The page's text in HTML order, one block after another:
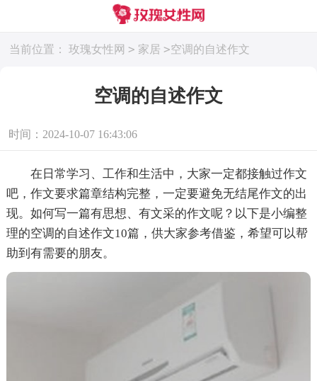
当前位置： 玫瑰女性网 > 家居 >空调的自述作文
空调的自述作文
时间：2024-10-07 16:43:06
在日常学习、工作和生活中，大家一定都接触过作文
吧，作文要求篇章结构完整，一定要避免无结尾作文的出
现。如何写一篇有思想、有文采的作文呢？以下是小编整
理的空调的自述作文10篇，供大家参考借鉴，希望可以帮
助到有需要的朋友。